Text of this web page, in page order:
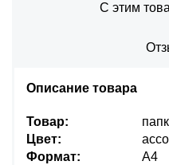
С этим
Описание товара
Товар:
Цвет:
Формат:
А4